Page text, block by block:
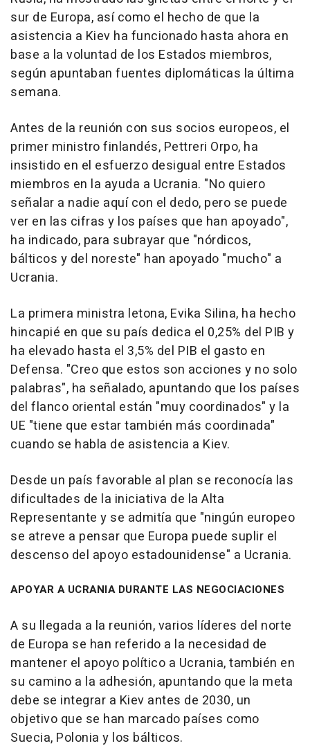
sur de Europa, así como el hecho de que la
asistencia a Kiev ha funcionado hasta ahora en
base a la voluntad de los Estados miembros,
según apuntaban fuentes diplomáticas la última
semana.
Antes de la reunión con sus socios europeos, el
primer ministro finlandés, Pettreri Orpo, ha
insistido en el esfuerzo desigual entre Estados
miembros en la ayuda a Ucrania. "No quiero
señalar a nadie aquí con el dedo, pero se puede
ver en las cifras y los países que han apoyado",
ha indicado, para subrayar que "nórdicos,
bálticos y del noreste" han apoyado "mucho" a
Ucrania.
La primera ministra letona, Evika Silina, ha hecho
hincapié en que su país dedica el 0,25% del PIB y
ha elevado hasta el 3,5% del PIB el gasto en
Defensa. "Creo que estos son acciones y no solo
palabras", ha señalado, apuntando que los países
del flanco oriental están "muy coordinados" y la
UE "tiene que estar también más coordinada"
cuando se habla de asistencia a Kiev.
Desde un país favorable al plan se reconocía las
dificultades de la iniciativa de la Alta
Representante y se admitía que "ningún europeo
se atreve a pensar que Europa puede suplir el
descenso del apoyo estadounidense" a Ucrania.
APOYAR A UCRANIA DURANTE LAS NEGOCIACIONES
A su llegada a la reunión, varios líderes del norte
de Europa se han referido a la necesidad de
mantener el apoyo político a Ucrania, también en
su camino a la adhesión, apuntando que la meta
debe se integrar a Kiev antes de 2030, un
objetivo que se han marcado países como
Suecia, Polonia y los bálticos.